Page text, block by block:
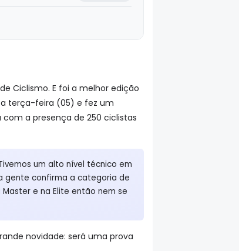
Ciclismo. E foi a melhor edição
terça-feira (05) e fez um
a presença de 250 ciclistas
um alto nível técnico em
gente confirma a categoria de
e na Elite então nem se
novidade: será uma prova